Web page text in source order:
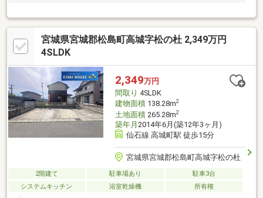
宮城県宮城郡松島町高城字松の杜 2,349万円
4SLDK
2,349万円
間取り 4SLDK
建物面積138.28m2
土地面積265.28m2
築年月 2014年6月(築12年3ヶ月)
仙石線 高城町駅 徒歩15分
宮城県宮城郡松島町高城字松の杜
2階建て 駐車場あり
駐車3台
システムキッチン
浴室乾燥機 所有権